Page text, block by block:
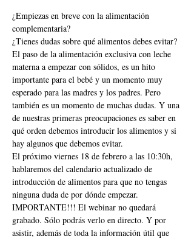
¿Empiezas en breve con la alimentación
complementaria?
¿Tienes dudas sobre qué alimentos debes evitar?
El paso de la alimentación exclusiva con leche
materna a empezar con sólidos, es un hito
importante para el bebé y un momento muy
esperado para las madres y los padres. Pero
también es un momento de muchas dudas. Y una
de nuestras primeras preocupaciones es saber en
qué orden debemos introducir los alimentos y si
hay algunos que debemos evitar.
El próximo viernes 18 de febrero a las 10:30h,
hablaremos del calendario actualizado de
introducción de alimentos para que no tengas
ninguna duda de por dónde empezar.
IMPORTANTE!!! El webinar no quedará
grabado. Sólo podrás verlo en directo. Y por
asistir, además de toda la información útil que